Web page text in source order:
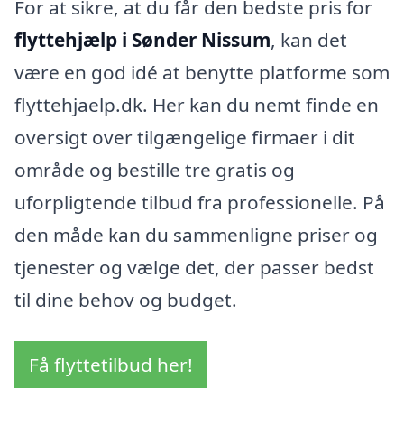
For at sikre, at du får den bedste pris for
flyttehjælp i Sønder Nissum, kan det
være en god idé at benytte platforme som
flyttehjaelp.dk. Her kan du nemt finde en
oversigt over tilgængelige firmaer i dit
område og bestille tre gratis og
uforpligtende tilbud fra professionelle. På
den måde kan du sammenligne priser og
tjenester og vælge det, der passer bedst
til dine behov og budget.
Få flyttetilbud her!